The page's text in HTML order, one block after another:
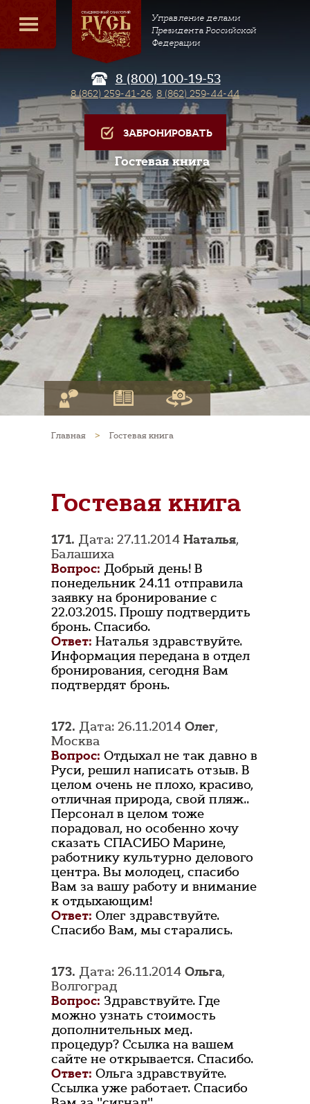
Управление делами
Президента Российской
Федерации
8 (800) 100-19-53
8 (862) 259-41-26, 8 (862) 259-44-44
ЗАБРОНИРОВАТЬ
Гостевая книга
Главная > Гостевая книга
Гостевая книга
171. Дата: 27.11.2014 Наталья,
Балашиха
Вопрос: Добрый день! В
понедельник 24.11 отправила
заявку на бронирование с
22.03.2015. Прошу подтвердить
бронь. Спасибо.
Ответ: Наталья здравствуйте.
Информация передана в отдел
бронирования, сегодня Вам
подтвердят бронь.
172. Дата: 26.11.2014 Олег,
Москва
Вопрос: Отдыхал не так давно в
Руси, решил написать отзыв. В
целом очень не плохо, красиво,
отличная природа, свой пляж..
Персонал в целом тоже
порадовал, но особенно хочу
сказать СПАСИБО Марине,
работнику культурно делового
центра. Вы молодец, спасибо
Вам за вашу работу и внимание
к отдыхающим!
Ответ: Олег здравствуйте.
Спасибо Вам, мы старались.
173. Дата: 26.11.2014 Ольга,
Волгоград
Вопрос: Здравствуйте. Где
можно узнать стоимость
дополнительных мед.
процедур? Ссылка на вашем
сайте не открывается. Спасибо.
Ответ: Ольга здравствуйте.
Ссылка уже работает. Спасибо